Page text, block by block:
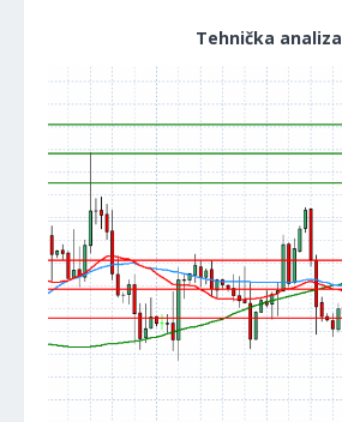
Tehnička analiza